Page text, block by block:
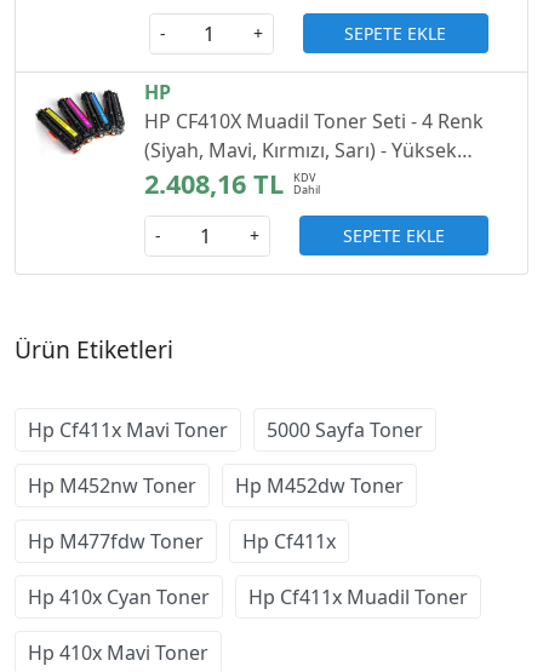
- + SEPETE EKLE
HP
HP CF410X Muadil Toner Seti - 4 Renk
(Siyah, Mavi, Kırmızı, Sarı) - Yüksek
Kapasiteli
2.408,16 TL
- + SEPETE EKLE
Ürün Etiketleri
Hp Cf411x Mavi Toner 5000 Sayfa Toner
Hp M452nw Toner Hp M452dw Toner
Hp M477fdw Toner Hp Cf411x
Hp 410x Cyan Toner Hp Cf411x Muadil Toner
Hp 410x Mavi Toner